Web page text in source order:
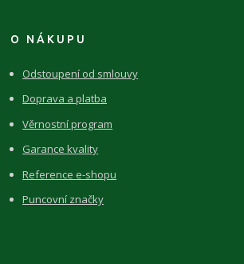
O NÁKUPU
Odstoupení od smlouvy
Doprava a platba
Věrnostní program
Garance kvality
Reference e-shopu
Puncovní značky